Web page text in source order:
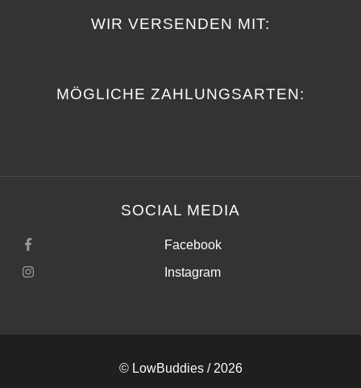
WIR VERSENDEN MIT:
MÖGLICHE ZAHLUNGSARTEN:
SOCIAL MEDIA
Facebook
Instagram
© LowBuddies/ 2026